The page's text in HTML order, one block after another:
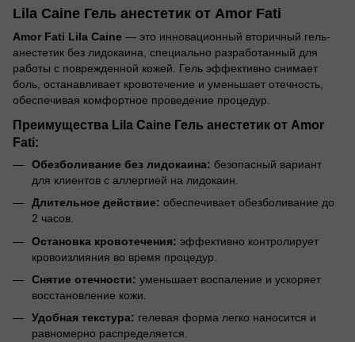
Lila Caine Гель анестетик от Amor Fati
Amor Fati Lila Caine — это инновационный вторичный гель-
анестетик без лидокаина, специально разработанный для
работы с поврежденной кожей. Гель эффективно снимает
боль, останавливает кровотечение и уменьшает отечность,
обеспечивая комфортное проведение процедур.
Преимущества Lila Caine Гель анестетик от Amor
Fati:
Обезболивание без лидокаина: безопасный вариант
для клиентов с аллергией на лидокаин.
Длительное действие: обеспечивает обезболивание до
2 часов.
Остановка кровотечения: эффективно контролирует
кровоизлияния во время процедур.
Снятие отечности: уменьшает воспаление и ускоряет
восстановление кожи.
Удобная текстура: гелевая форма легко наносится и
равномерно распределяется.